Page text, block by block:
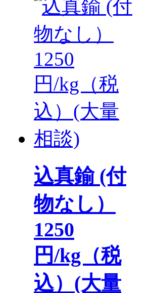
込真鍮 (付
物なし）
1250
円/kg（税
込）(大量